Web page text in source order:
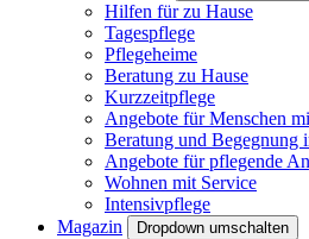
Hilfen für zu Hause
Tagespflege
Pflegeheime
Beratung zu Hause
Kurzzeitpflege
Angebote für Menschen
Beratung und Begegnung
Angebote für pflegende
Wohnen mit Service
Intensivpflege
Magazin
Dropdown umschalten